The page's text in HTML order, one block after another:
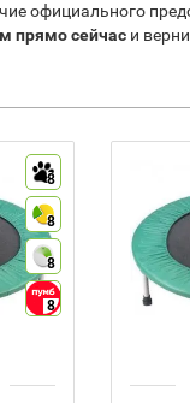
официального
прямо сейчас и
8
8
8
8